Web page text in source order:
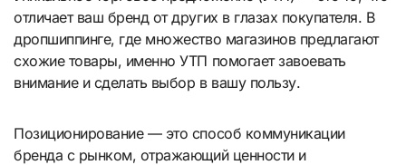
отличает ваш бренд от других в глазах покупателя. В
дропшиппинге, где множество магазинов предлагают
схожие товары, именно УТП помогает завоевать
внимание и сделать выбор в вашу пользу.
Позиционирование — это способ коммуникации
бренда с рынком, отражающий ценности и